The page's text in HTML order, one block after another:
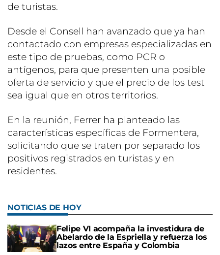
de turistas.
Desde el Consell han avanzado que ya han
contactado con empresas especializadas en
este tipo de pruebas, como PCR o
antígenos, para que presenten una posible
oferta de servicio y que el precio de los test
sea igual que en otros territorios.
En la reunión, Ferrer ha planteado las
características específicas de Formentera,
solicitando que se traten por separado los
positivos registrados en turistas y en
residentes.
NOTICIAS DE HOY
Felipe VI acompaña la investidura de
Abelardo de la Espriella y refuerza los
lazos entre España y Colombia